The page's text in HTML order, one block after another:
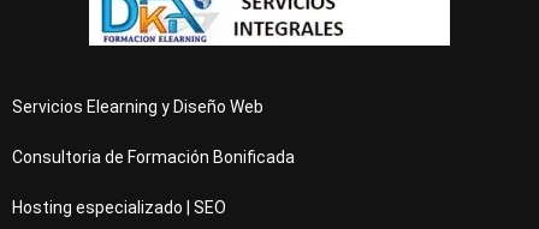
Servicios Elearning y Diseño Web
Consultoria de Formación Bonificada
Hosting especializado | SEO